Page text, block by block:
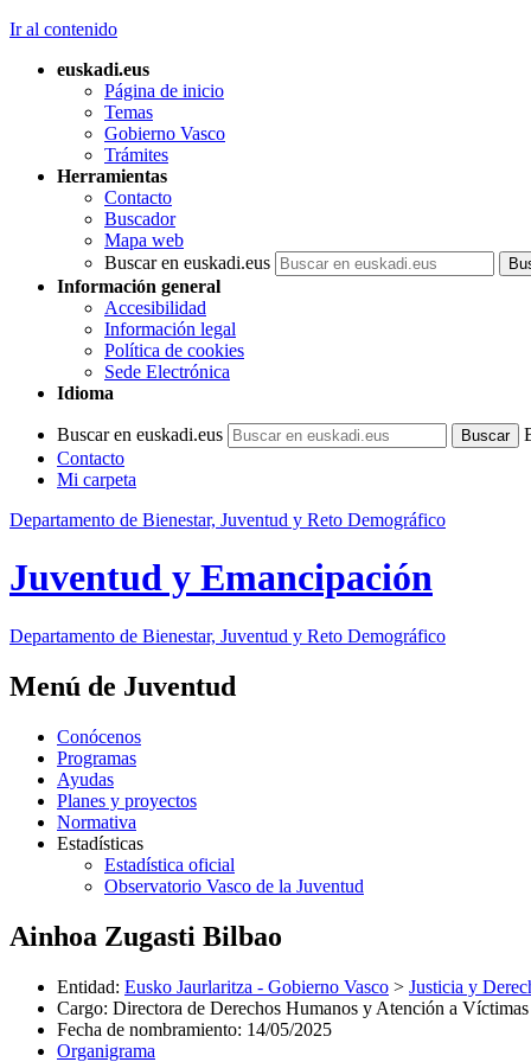
Ir al contenido
euskadi.eus
Página de inicio
Temas
Gobierno Vasco
Trámites
Herramientas
Contacto
Buscador
Mapa web
Buscar en euskadi.eus
Información general
Accesibilidad
Información legal
Política de cookies
Sede Electrónica
Idioma
Buscar en euskadi.eus
Contacto
Mi carpeta
Departamento de Bienestar, Juventud y Reto Demográfico
Juventud y Emancipación
Departamento de Bienestar, Juventud y Reto Demográfico
Menú de Juventud
Conócenos
Programas
Ayudas
Planes y proyectos
Normativa
Estadísticas
Estadística oficial
Observatorio Vasco de la Juventud
Ainhoa Zugasti Bilbao
Entidad: Eusko Jaurlaritza - Gobierno Vasco > Justicia y
Cargo: Directora de Derechos Humanos y Atención a Víctimas
Fecha de nombramiento: 14/05/2025
Organigrama